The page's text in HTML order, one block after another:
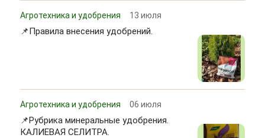
Агротехника и удобрения 13 июля
📌Правила внесения удобрений.
Агротехника и удобрения 06 июля
📌Рубрика минеральные удобрения.
КАЛИЕВАЯ СЕЛИТРА.